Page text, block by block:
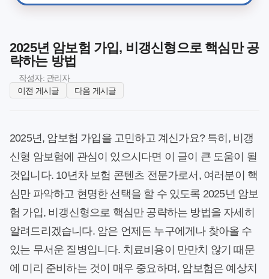
2025년 암보험 가입, 비갱신형으로 핵심만 공
략하는 방법
작성자: 관리자
이전 게시글
다음 게시글
2025년, 암보험 가입을 고민하고 계신가요? 특히, 비갱
신형 암보험에 관심이 있으시다면 이 글이 큰 도움이 될
것입니다. 10년차 보험 콘텐츠 전문가로서, 여러분이 핵
심만 파악하고 현명한 선택을 할 수 있도록 2025년 암보
험 가입, 비갱신형으로 핵심만 공략하는 방법을 자세히
알려드리겠습니다. 암은 언제든 누구에게나 찾아올 수
있는 무서운 질병입니다. 치료비용이 만만치 않기 때문
에 미리 준비하는 것이 매우 중요하며, 암보험은 예상치